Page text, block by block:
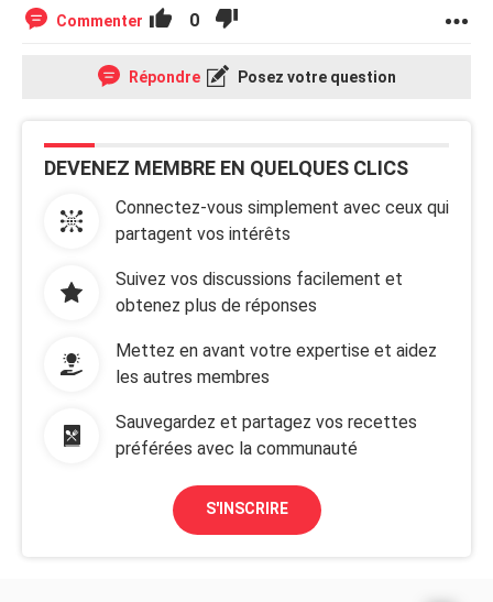
Commenter 0
Répondre Posez votre question
DEVENEZ MEMBRE EN QUELQUES CLICS
Connectez-vous simplement avec ceux qui
partagent vos intérêts
Suivez vos discussions facilement et
obtenez plus de réponses
Mettez en avant votre expertise et aidez
les autres membres
Sauvegardez et partagez vos recettes
préférées avec la communauté
S'INSCRIRE